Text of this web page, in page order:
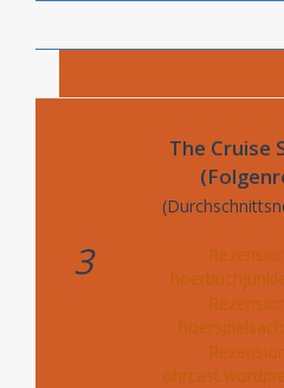
3
The Cruise